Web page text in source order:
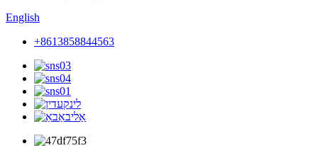
English
+8613858844563